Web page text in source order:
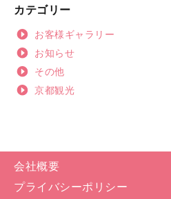
カテゴリー
お客様ギャラリー
お知らせ
その他
京都観光
会社概要
プライバシーポリシー